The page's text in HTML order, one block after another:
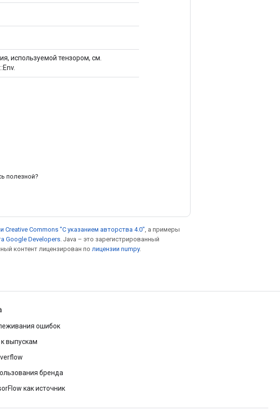
используемой тензором, см.
полезной?
Creative Commons "С указанием авторства 4.0" , а примеры
Google Developers . Java – это зарегистрированный
контент лицензирован по лицензии numpy.
ошибок
выпускам
бренда
как источник